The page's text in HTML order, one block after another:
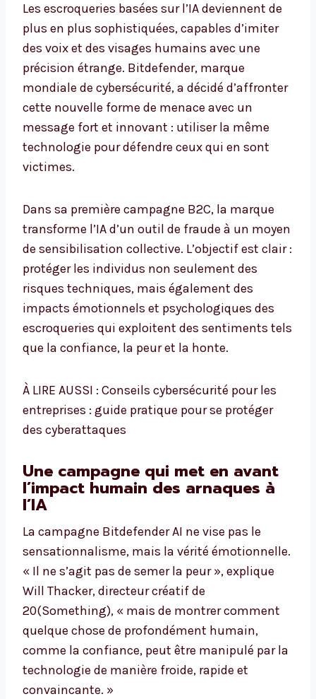
Les escroqueries basées sur l’IA deviennent de
plus en plus sophistiquées, capables d’imiter
des voix et des visages humains avec une
précision étrange. Bitdefender, marque
mondiale de cybersécurité, a décidé d’affronter
cette nouvelle forme de menace avec un
message fort et innovant : utiliser la même
technologie pour défendre ceux qui en sont
victimes.
Dans sa première campagne B2C, la marque
transforme l’IA d’un outil de fraude à un moyen
de sensibilisation collective. L’objectif est clair :
protéger les individus non seulement des
risques techniques, mais également des
impacts émotionnels et psychologiques des
escroqueries qui exploitent des sentiments tels
que la confiance, la peur et la honte.
À LIRE AUSSI : Conseils cybersécurité pour les
entreprises : guide pratique pour se protéger
des cyberattaques
Une campagne qui met en avant
l’impact humain des arnaques à
l’IA
La campagne Bitdefender AI ne vise pas le
sensationnalisme, mais la vérité émotionnelle.
« Il ne s’agit pas de semer la peur », explique
Will Thacker, directeur créatif de
20(Something), « mais de montrer comment
quelque chose de profondément humain,
comme la confiance, peut être manipulé par la
technologie de manière froide, rapide et
convaincante. »